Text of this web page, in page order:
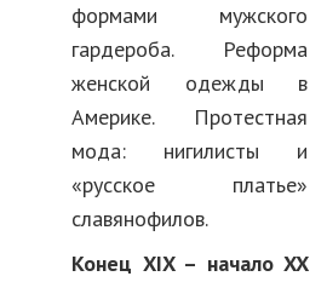
формами мужского
гардероба. Реформа
женской одежды в
Америке. Протестная
мода: нигилисты и
«русское платье»
славянофилов.
Конец XIX– начало XX